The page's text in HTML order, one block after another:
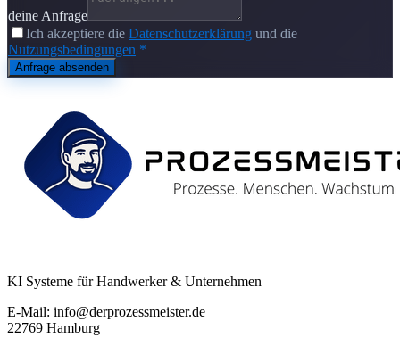
deine Anfrage
Ich akzeptiere die Datenschutzerklärung und die
Nutzungsbedingungen *
Anfrage absenden
KI Systeme für Handwerker & Unternehmen
E-Mail: info@derprozessmeister.de
22769 Hamburg